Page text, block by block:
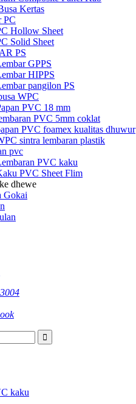
Kertas
PC
Hollow Sheet
Solid Sheet
PS
GPPS
HIPPS
pangilon PS
WPC
PVC 18 mm
PVC 5mm coklat
PVC foamex kualitas dhuwur
sintra lembaran plastik
pvc
PVC kaku
PVC Sheet Flim
dhewe
Gokai
kaku